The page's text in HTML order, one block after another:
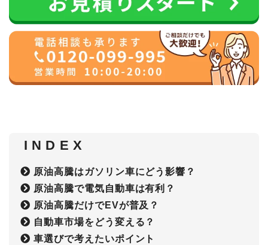
I N D E X
原油高騰はガソリン車にどう影響？
原油高騰で電気自動車は有利？
原油高騰だけでEVが普及？
自動車市場をどう変える？
車選びで考えたいポイント